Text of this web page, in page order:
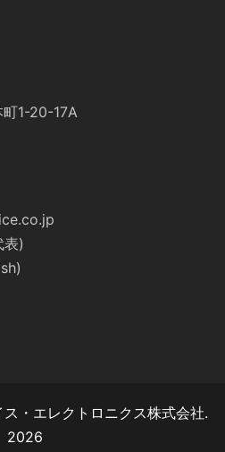
1-20-17A
)
・エレクトロニクス株式会社.
2026